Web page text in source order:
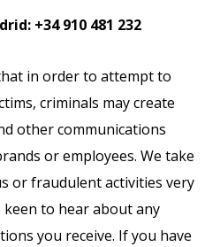
+34 910 481 232
in order to attempt to
criminals may create
other communications
or employees. We take
or fraudulent activities very
keen to hear about any
you receive. If you have